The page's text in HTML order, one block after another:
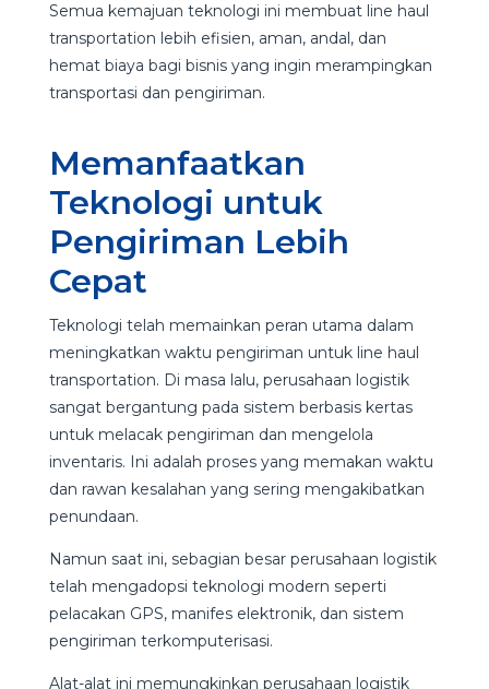
Semua kemajuan teknologi ini membuat line haul
transportation lebih efisien, aman, andal, dan
hemat biaya bagi bisnis yang ingin merampingkan
transportasi dan pengiriman.
Memanfaatkan
Teknologi untuk
Pengiriman Lebih
Cepat
Teknologi telah memainkan peran utama dalam
meningkatkan waktu pengiriman untuk line haul
transportation. Di masa lalu, perusahaan logistik
sangat bergantung pada sistem berbasis kertas
untuk melacak pengiriman dan mengelola
inventaris. Ini adalah proses yang memakan waktu
dan rawan kesalahan yang sering mengakibatkan
penundaan.
Namun saat ini, sebagian besar perusahaan logistik
telah mengadopsi teknologi modern seperti
pelacakan GPS, manifes elektronik, dan sistem
pengiriman terkomputerisasi.
Alat-alat ini memungkinkan perusahaan logistik